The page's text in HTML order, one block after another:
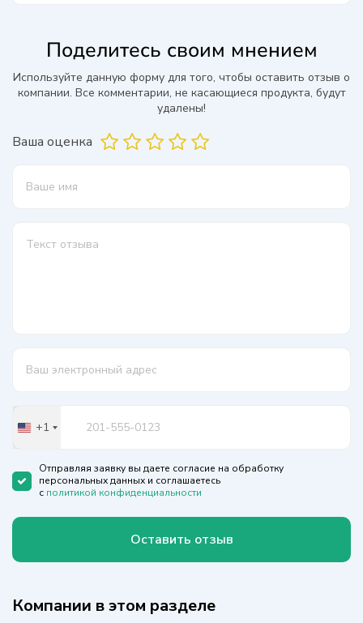
Поделитесь своим мнением
Используйте данную форму для того, чтобы оставить отзыв о
компании. Все комментарии, не касающиеся продукта, будут
удалены!
Ваша оценка
United
+1
Отправляя заявку вы даете согласие на обработку
персональных данных и соглашаетесь
с политикой конфиденциальности
Оставить отзыв
Компании в этом разделе